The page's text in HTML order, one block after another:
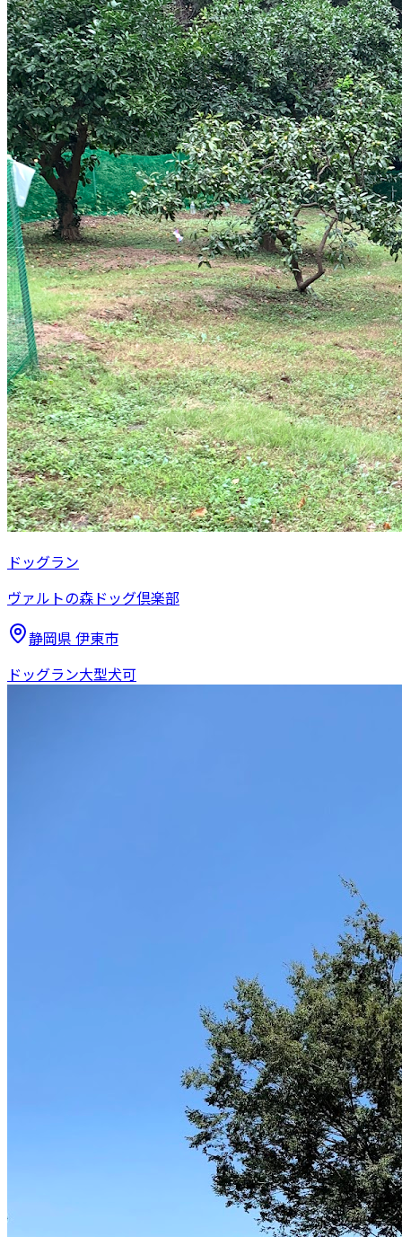
ドッグラン
ヴァルトの森ドッグ倶楽部
静岡県 伊東市
ドッグラン大型犬可